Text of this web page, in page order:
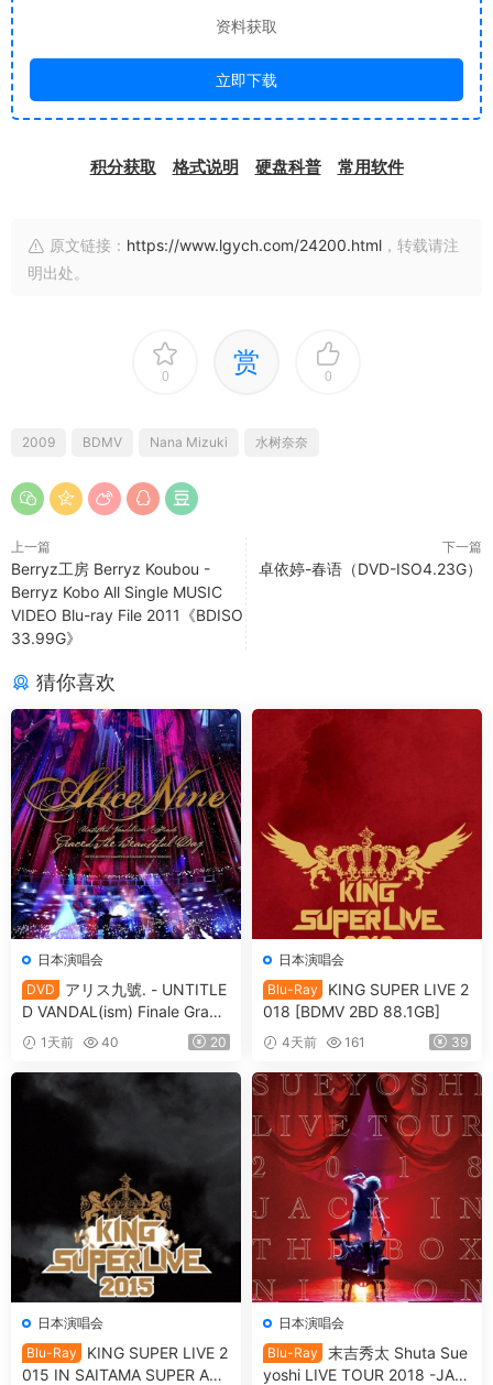
资料获取
立即下载
积分获取 格式说明 硬盘科普 常用软件
原文链接： https://www.lgych.com/24200.html ，转载请注
明出处。
0 赏 0
2009 BDMV Nana Mizuki 水树奈奈
上一篇
Berryz工房 Berryz Koubou -
Berryz Kobo All Single MUSIC
VIDEO Blu-ray File 2011《BDISO
33.99G》
下一篇
卓依婷-春语（DVD-ISO4.23G）
猜你喜欢
日本演唱会
DVD
アリス九號. - UNTITLE
D VANDAL(ism) Finale Grace
d The Beautiful Day Limited
Edition [2009.11.11] [3DVD I
SO 7.53GB]
1天前 40 20
日本演唱会
Blu-Ray
KING SUPER LIVE 2
018 [BDMV 2BD 88.1GB]
4天前 161 39
日本演唱会
Blu-Ray
KING SUPER LIVE 2
015 IN SAITAMA SUPER ARE
日本演唱会
Blu-Ray
末吉秀太 Shuta Sue
yoshi LIVE TOUR 2018 -JAC